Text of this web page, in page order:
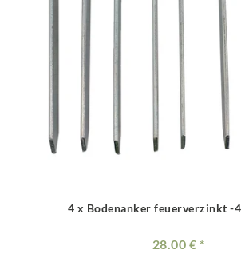
4 x Bodenanker feuerverzinkt -
28.00 €